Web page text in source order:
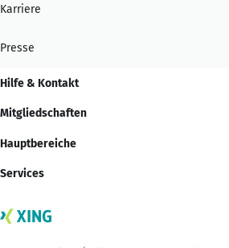
Karriere
Presse
Hilfe & Kontakt
Mitgliedschaften
Hauptbereiche
Services